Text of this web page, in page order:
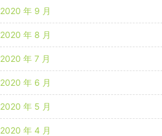
2020 年 9 月
2020 年 8 月
2020 年 7 月
2020 年 6 月
2020 年 5 月
2020 年 4 月